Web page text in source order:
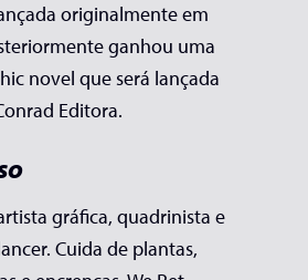
originalmente em
ganhou uma
novel que será lançada
Editora.
gráfica, quadrinista e
Cuida de plantas,